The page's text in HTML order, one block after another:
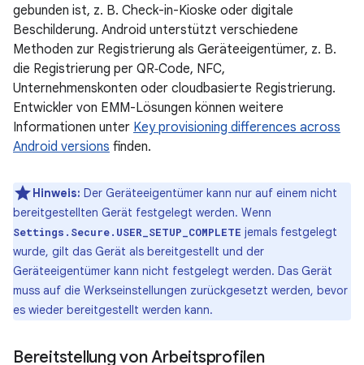
gebunden ist, z. B. Check-in-Kioske oder digitale
Beschilderung. Android unterstützt verschiedene
Methoden zur Registrierung als Geräteeigentümer, z. B.
die Registrierung per QR‑Code, NFC,
Unternehmenskonten oder cloudbasierte Registrierung.
Entwickler von EMM-Lösungen können weitere
Informationen unter Key provisioning differences across
Android versions finden.
Hinweis: Der Geräteeigentümer kann nur auf einem nicht
bereitgestellten Gerät festgelegt werden. Wenn
Settings.Secure.USER_SETUP_COMPLETE jemals festgelegt
wurde, gilt das Gerät als bereitgestellt und der
Geräteeigentümer kann nicht festgelegt werden. Das Gerät
muss auf die Werkseinstellungen zurückgesetzt werden, bevor
es wieder bereitgestellt werden kann.
Bereitstellung von Arbeitsprofilen